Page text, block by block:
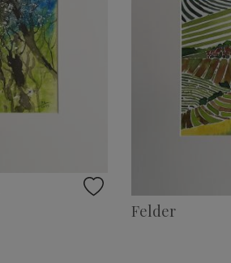
Felder